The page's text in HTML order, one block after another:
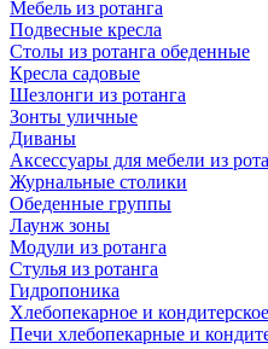
Мебель из ротанга
Подвесные кресла
Столы из ротанга обеденные
Кресла садовые
Шезлонги из ротанга
Зонты уличные
Диваны
Аксессуары для мебели из
Журнальные столики
Обеденные группы
Лаунж зоны
Модули из ротанга
Стулья из ротанга
Гидропоника
Хлебопекарное и
Печи хлебопекарные и